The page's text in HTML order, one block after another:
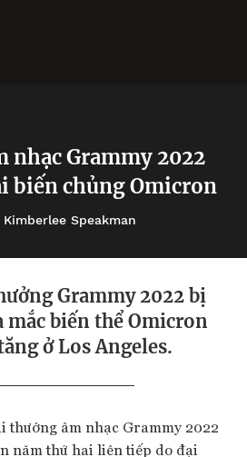
nhạc Grammy 2022
biến chủng Omicron
Kimberlee Speakman
Grammy 2022 bị
mắc biến thể Omicron
ở Los Angeles.
thưởng âm nhạc Grammy 2022
năm thứ hai liên tiếp do đại